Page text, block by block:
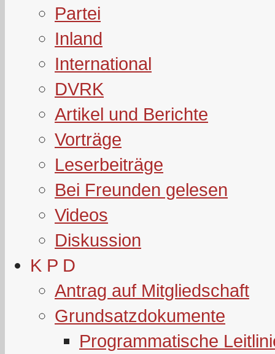
Partei
Inland
International
DVRK
Artikel und Berichte
Vorträge
Leserbeiträge
Bei Freunden gelesen
Videos
Diskussion
K P D
Antrag auf Mitgliedschaft
Grundsatzdokumente
Programmatische